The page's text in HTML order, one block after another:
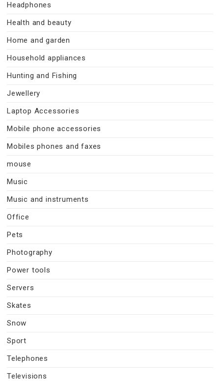
Headphones
Health and beauty
Home and garden
Household appliances
Hunting and Fishing
Jewellery
Laptop Accessories
Mobile phone accessories
Mobiles phones and faxes
mouse
Music
Music and instruments
Office
Pets
Photography
Power tools
Servers
Skates
Snow
Sport
Telephones
Televisions